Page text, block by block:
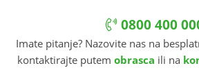
0800 400
Imate pitanje? Nazovite nas na
kontaktirajte putem obrasca ili na